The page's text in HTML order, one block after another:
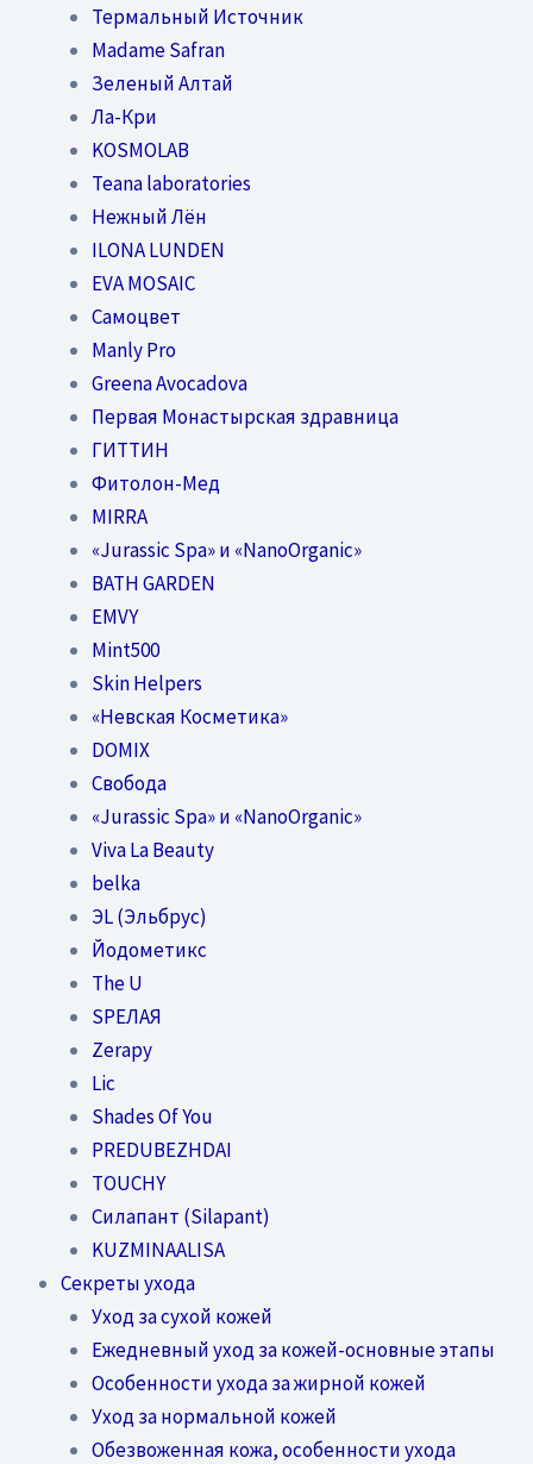
Термальный Источник
Madame Safran
Зеленый Алтай
Ла-Кри
KOSMOLAB
Teana laboratories
Нежный Лён
ILONA LUNDEN
EVA MOSAIC
Самоцвет
Manly Pro
Greena Avocadova
Первая Монастырская здравница
ГИТТИН
Фитолон-Мед
MIRRA
«Jurassic Spa» и «NanoOrganic»
BATH GARDEN
EMVY
Mint500
Skin Helpers
«Невская Косметика»
DOMIX
Свобода
«Jurassic Spa» и «NanoOrganic»
Viva La Beauty
belka
ЭL (Эльбрус)
Йодометикс
The U
SPEЛАЯ
Zerapy
Lic
Shades Of You
PREDUBEZHDAI
TOUCHY
Силапант (Silapant)
KUZMINAALISA
Секреты ухода
Уход за сухой кожей
Ежедневный уход за кожей-основные этапы
Особенности ухода за жирной кожей
Уход за нормальной кожей
Обезвоженная кожа, особенности ухода